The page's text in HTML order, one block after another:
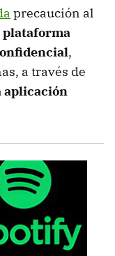
precaución al
plataforma
,
a través de
aplicación